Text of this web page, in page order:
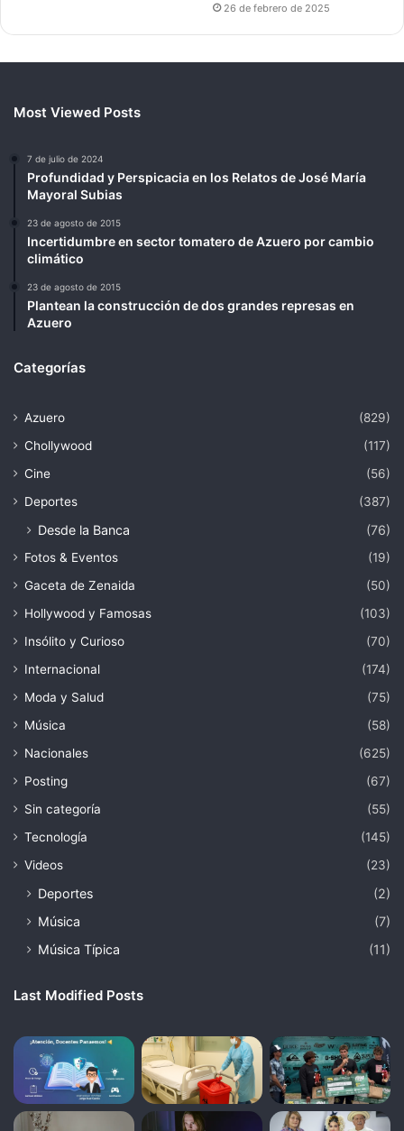
26 de febrero de 2025
Most Viewed Posts
7 de julio de 2024
Profundidad y Perspicacia en los Relatos de José María
Mayoral Subias
23 de agosto de 2015
Incertidumbre en sector tomatero de Azuero por cambio
climático
23 de agosto de 2015
Plantean la construcción de dos grandes represas en
Azuero
Categorías
Azuero
(829)
Chollywood
(117)
Cine
(56)
Deportes
(387)
Desde la Banca (76)
Fotos & Eventos
(19)
Gaceta de Zenaida
(50)
Hollywood y Famosas
(103)
Insólito y Curioso
(70)
Internacional
(174)
Moda y Salud
(75)
Música
(58)
Nacionales
(625)
Posting
(67)
Sin categoría
(55)
Tecnología
(145)
Videos
(23)
Deportes
(2)
Música
(7)
Música Típica
(11)
Last Modified Posts